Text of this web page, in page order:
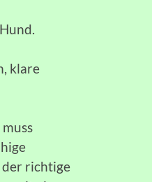
klare
der richtige